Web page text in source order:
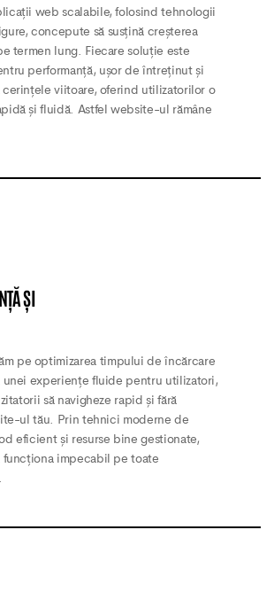
web scalabile, folosind tehnologii
concepute să susțină creșterea
termen lung. Fiecare soluție este
performanță, ușor de întreținut și
viitoare, oferind utilizatorilor o
și fluidă. Astfel website-ul rămâne
ȘI
pe optimizarea timpului de încărcare
unei experiențe fluide pentru utilizatori,
să navigheze rapid și fără
ul tău. Prin tehnici moderne de
eficient și resurse bine gestionate,
impecabil pe toate